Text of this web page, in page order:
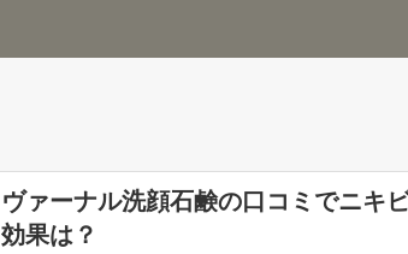
ヴァーナル洗顔石鹸の口コミでニキ
効果は？